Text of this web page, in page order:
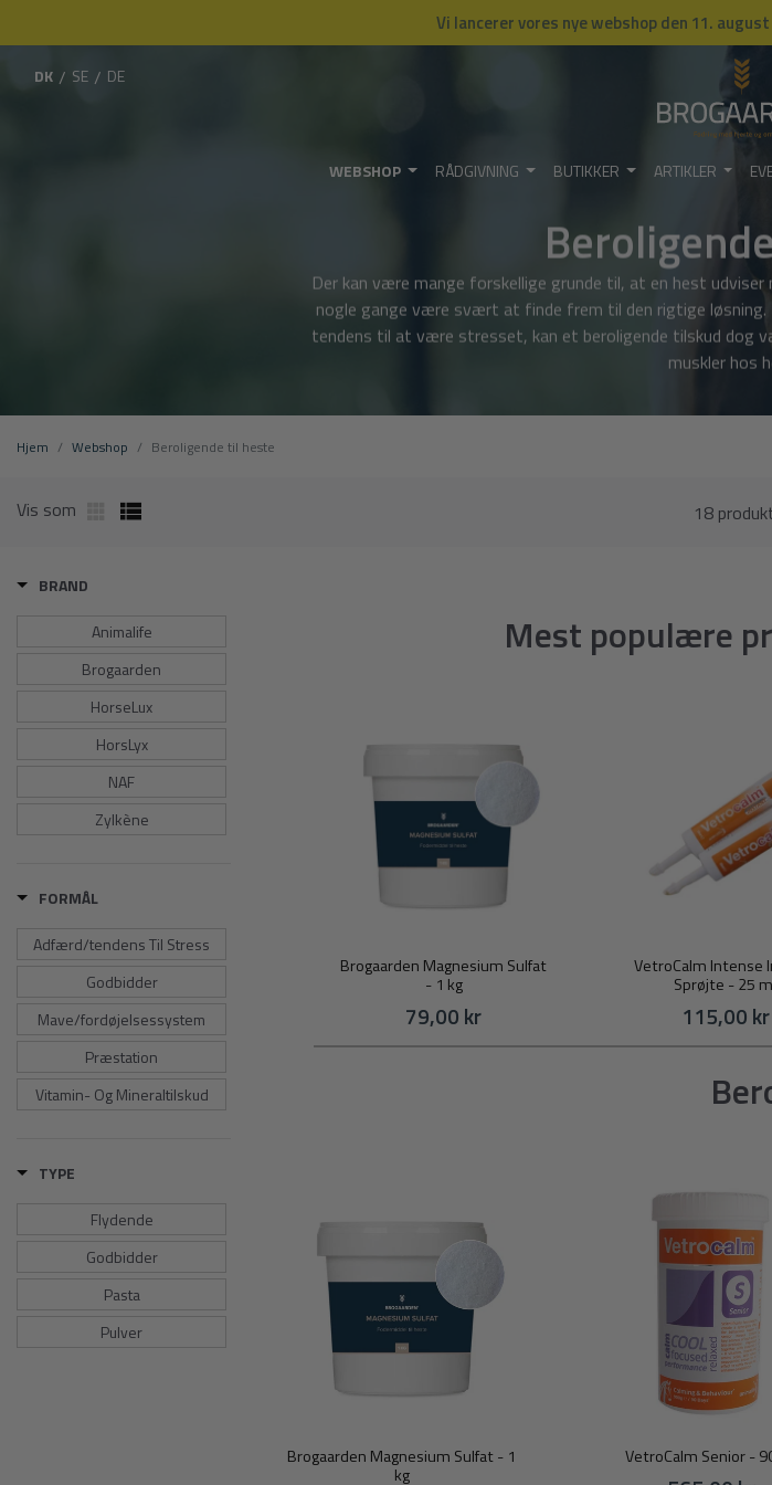
Vi lancerer vores nye webshop den 11.
DK / SE / DE
WEBSHOP RÅDGIVNING BUTIKKER ARTIKLER
Der kan være mange forskellige grunde til, at en hest
nogle gange være svært at finde frem til den rigtige løsning.
tendens til at være stresset, kan et beroligende tilskud
muskler hos
Hjem Webshop Beroligende til heste
Vis som 18
BRAND
Animalife
Brogaarden
HorseLux
HorsLyx
NAF
Zylkène
FORMÅL
Adfærd/tendens Til Stress
Godbidder
Mave/fordøjelsessystem
Præstation
Vitamin- Og Mineraltilskud
TYPE
Flydende
Godbidder
Pasta
Pulver
Mest populære
Brogaarden Magnesium Sulfat
- 1 kg
79,00 kr
VetroCalm Intense
Sprøjte - 25
115,00 kr
Brogaarden Magnesium Sulfat - 1
kg
VetroCalm Senior -